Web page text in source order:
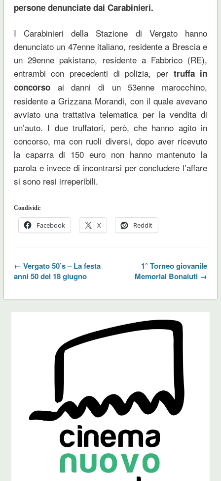
persone denunciate dai Carabinieri.
I Carabinieri della Stazione di Vergato hanno
denunciato un 47enne italiano, residente a Brescia e
un 29enne pakistano, residente a Fabbrico (RE),
entrambi con precedenti di polizia, per truffa in
concorso ai danni di un 53enne marocchino,
residente a Grizzana Morandi, con il quale avevano
avviato una trattativa telematica per la vendita di
un’auto. I due truffatori, però, che hanno agito in
concorso, ma con ruoli diversi, dopo aver ricevuto
la caparra di 150 euro non hanno mantenuto la
parola e invece di incontrarsi per concludere l’affare
si sono resi irreperibili.
Condividi:
Facebook X Reddit
← Vergato 50’s – La festa
anni 50 del 18 giugno
1° Torneo giovanile
Memorial Bonaiuti →